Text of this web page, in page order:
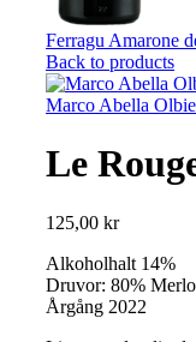
Ferragu Amarone
Back to products
Marco Abella
Le
125,00 kr
Alkoholhalt 14%
Druvor: 80%
Årgång 2022